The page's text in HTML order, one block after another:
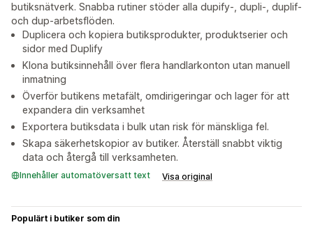
butiksnätverk. Snabba rutiner stöder alla dupify-, dupli-, duplif-
och dup-arbetsflöden.
Duplicera och kopiera butiksprodukter, produktserier och
sidor med Duplify
Klona butiksinnehåll över flera handlarkonton utan manuell
inmatning
Överför butikens metafält, omdirigeringar och lager för att
expandera din verksamhet
Exportera butiksdata i bulk utan risk för mänskliga fel.
Skapa säkerhetskopior av butiker. Återställ snabbt viktig
data och återgå till verksamheten.
Innehåller automatöversatt text Visa original
Populärt i butiker som din